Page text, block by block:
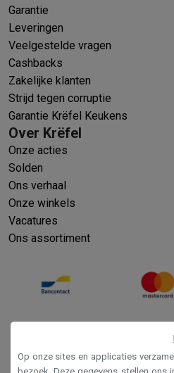
Garantie
Leveringen
Veelgestelde vragen
Cashbacks
Zakelijke klanten
Strijd tegen corruptie
Garantie Krëfel Keukens
Over Krëfel
Onze acties
Solden
Ons verhaal
Onze winkels
Vacatures
Ons assortiment
Op onze sites en applicaties